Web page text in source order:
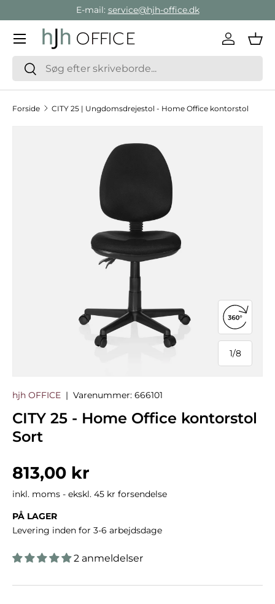
Gå direkte til indholdet
E-mail: service@hjh-office.dk
SøgSøg
Log ind
Menu
Forside CITY 25 | Ungdomsdrejestol - Home Office kontorstol
Hop til produktinformation
1/
af
8
Åbn
hjh OFFICE | Varenummer: 666101
CITY 25 - Home Office kontorstol
Sort
Normalpris
813,00 kr
inkl. moms - ekskl. 45 kr forsendelse
PÅ LAGER
Levering inden for 3-6 arbejdsdage
2 anmeldelser